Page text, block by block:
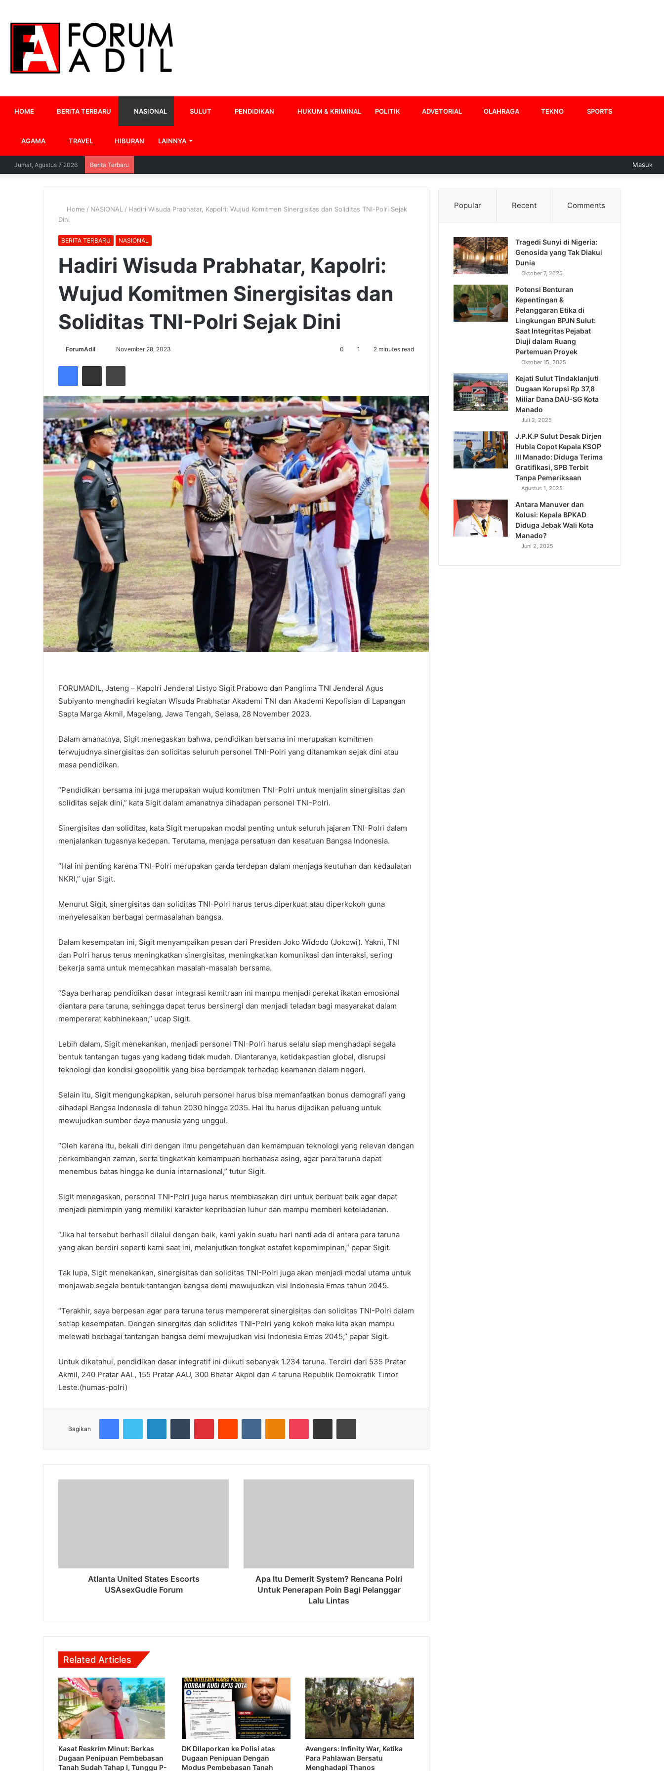
HOME BERITA TERBARU NASIONAL SULUT PENDIDIKAN HUKUM & KRIMINAL POLITIK ADVETORIAL OLAHRAGA TEKNO SPORTS
AGAMA TRAVEL HIBURAN LAINNYA
Jumat, Agustus 7 2026 Berita Terbaru Masuk
Home / NASIONAL / Hadiri Wisuda Prabhatar, Kapolri: Wujud Komitmen Sinergisitas dan Soliditas TNI-Polri Sejak
Dini
BERITA TERBARU NASIONAL
Hadiri Wisuda Prabhatar, Kapolri:
Wujud Komitmen Sinergisitas dan
Soliditas TNI-Polri Sejak Dini
ForumAdil November 28, 2023 0 1 2 minutes read
FacebookShare via Email Cetak
FORUMADIL, Jateng – Kapolri Jenderal Listyo Sigit Prabowo dan Panglima TNI Jenderal Agus
Subiyanto menghadiri kegiatan Wisuda Prabhatar Akademi TNI dan Akademi Kepolisian di Lapangan
Sapta Marga Akmil, Magelang, Jawa Tengah, Selasa, 28 November 2023.
Dalam amanatnya, Sigit menegaskan bahwa, pendidikan bersama ini merupakan komitmen
terwujudnya sinergisitas dan soliditas seluruh personel TNI-Polri yang ditanamkan sejak dini atau
masa pendidikan.
“Pendidikan bersama ini juga merupakan wujud komitmen TNI-Polri untuk menjalin sinergisitas dan
soliditas sejak dini,” kata Sigit dalam amanatnya dihadapan personel TNI-Polri.
Sinergisitas dan soliditas, kata Sigit merupakan modal penting untuk seluruh jajaran TNI-Polri dalam
menjalankan tugasnya kedepan. Terutama, menjaga persatuan dan kesatuan Bangsa Indonesia.
“Hal ini penting karena TNI-Polri merupakan garda terdepan dalam menjaga keutuhan dan kedaulatan
NKRI,” ujar Sigit.
Menurut Sigit, sinergisitas dan soliditas TNI-Polri harus terus diperkuat atau diperkokoh guna
menyelesaikan berbagai permasalahan bangsa.
Dalam kesempatan ini, Sigit menyampaikan pesan dari Presiden Joko Widodo (Jokowi). Yakni, TNI
dan Polri harus terus meningkatkan sinergisitas, meningkatkan komunikasi dan interaksi, sering
bekerja sama untuk memecahkan masalah-masalah bersama.
“Saya berharap pendidikan dasar integrasi kemitraan ini mampu menjadi perekat ikatan emosional
diantara para taruna, sehingga dapat terus bersinergi dan menjadi teladan bagi masyarakat dalam
mempererat kebhinekaan,” ucap Sigit.
Lebih dalam, Sigit menekankan, menjadi personel TNI-Polri harus selalu siap menghadapi segala
bentuk tantangan tugas yang kadang tidak mudah. Diantaranya, ketidakpastian global, disrupsi
teknologi dan kondisi geopolitik yang bisa berdampak terhadap keamanan dalam negeri.
Selain itu, Sigit mengungkapkan, seluruh personel harus bisa memanfaatkan bonus demografi yang
dihadapi Bangsa Indonesia di tahun 2030 hingga 2035. Hal itu harus dijadikan peluang untuk
mewujudkan sumber daya manusia yang unggul.
“Oleh karena itu, bekali diri dengan ilmu pengetahuan dan kemampuan teknologi yang relevan dengan
perkembangan zaman, serta tingkatkan kemampuan berbahasa asing, agar para taruna dapat
menembus batas hingga ke dunia internasional,” tutur Sigit.
Sigit menegaskan, personel TNI-Polri juga harus membiasakan diri untuk berbuat baik agar dapat
menjadi pemimpin yang memiliki karakter kepribadian luhur dan mampu memberi keteladanan.
“Jika hal tersebut berhasil dilalui dengan baik, kami yakin suatu hari nanti ada di antara para taruna
yang akan berdiri seperti kami saat ini, melanjutkan tongkat estafet kepemimpinan,” papar Sigit.
Tak lupa, Sigit menekankan, sinergisitas dan soliditas TNI-Polri juga akan menjadi modal utama untuk
menjawab segala bentuk tantangan bangsa demi mewujudkan visi Indonesia Emas tahun 2045.
“Terakhir, saya berpesan agar para taruna terus mempererat sinergisitas dan soliditas TNI-Polri dalam
setiap kesempatan. Dengan sinergitas dan soliditas TNI-Polri yang kokoh maka kita akan mampu
melewati berbagai tantangan bangsa demi mewujudkan visi Indonesia Emas 2045,” papar Sigit.
Untuk diketahui, pendidikan dasar integratif ini diikuti sebanyak 1.234 taruna. Terdiri dari 535 Pratar
Akmil, 240 Pratar AAL, 155 Pratar AAU, 300 Bhatar Akpol dan 4 taruna Republik Demokratik Timor
Leste.(humas-polri)
Bagikan
FacebookTwitter LinkedInTumblr PinterestReddit VKontakteOdnoklassniki
Pocket Share via Email Cetak
Atlanta United States Escorts
USAsexGudie Forum
Apa Itu Demerit System? Rencana Polri
Untuk Penerapan Poin Bagi Pelanggar
Lalu Lintas
Related Articles
Kasat Reskrim Minut: Berkas
Dugaan Penipuan Pembebasan
Tanah Sudah Tahap I, Tunggu P-
DK Dilaporkan ke Polisi atas
Dugaan Penipuan Dengan
Modus Pembebasan Tanah
Avengers: Infinity War, Ketika
Para Pahlawan Bersatu
Menghadapi Thanos
Popular Recent Comments
Tragedi Sunyi di Nigeria:
Genosida yang Tak Diakui
Dunia
Oktober 7, 2025
Potensi Benturan
Kepentingan &
Pelanggaran Etika di
Lingkungan BPJN Sulut:
Saat Integritas Pejabat
Diuji dalam Ruang
Pertemuan Proyek
Oktober 15, 2025
Kejati Sulut Tindaklanjuti
Dugaan Korupsi Rp 37,8
Miliar Dana DAU-SG Kota
Manado
Juli 2, 2025
J.P.K.P Sulut Desak Dirjen
Hubla Copot Kepala KSOP
III Manado: Diduga Terima
Gratifikasi, SPB Terbit
Tanpa Pemeriksaan
Agustus 1, 2025
Antara Manuver dan
Kolusi: Kepala BPKAD
Diduga Jebak Wali Kota
Manado?
Juni 2, 2025